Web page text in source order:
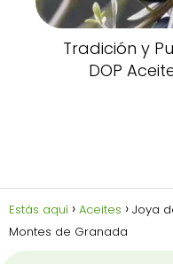
Tradición y
DOP
Estás aquí Aceites
Joya
Montes de Granada